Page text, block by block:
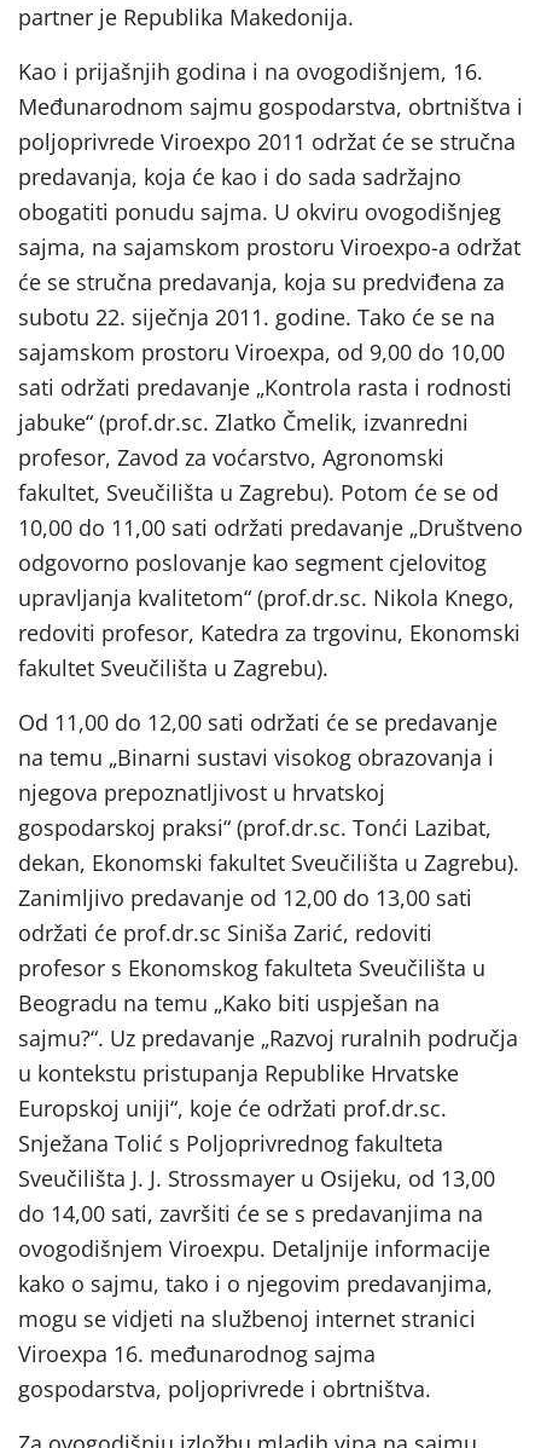
partner je Republika Makedonija.
Kao i prijašnjih godina i na ovogodišnjem, 16.
Međunarodnom sajmu gospodarstva, obrtništva i
poljoprivrede Viroexpo 2011 održat će se stručna
predavanja, koja će kao i do sada sadržajno
obogatiti ponudu sajma. U okviru ovogodišnjeg
sajma, na sajamskom prostoru Viroexpo-a održat
će se stručna predavanja, koja su predviđena za
subotu 22. siječnja 2011. godine. Tako će se na
sajamskom prostoru Viroexpa, od 9,00 do 10,00
sati održati predavanje „Kontrola rasta i rodnosti
jabuke“ (prof.dr.sc. Zlatko Čmelik, izvanredni
profesor, Zavod za voćarstvo, Agronomski
fakultet, Sveučilišta u Zagrebu). Potom će se od
10,00 do 11,00 sati održati predavanje „Društveno
odgovorno poslovanje kao segment cjelovitog
upravljanja kvalitetom“ (prof.dr.sc. Nikola Knego,
redoviti profesor, Katedra za trgovinu, Ekonomski
fakultet Sveučilišta u Zagrebu).
Od 11,00 do 12,00 sati održati će se predavanje
na temu „Binarni sustavi visokog obrazovanja i
njegova prepoznatljivost u hrvatskoj
gospodarskoj praksi“ (prof.dr.sc. Tonći Lazibat,
dekan, Ekonomski fakultet Sveučilišta u Zagrebu).
Zanimljivo predavanje od 12,00 do 13,00 sati
održati će prof.dr.sc Siniša Zarić, redoviti
profesor s Ekonomskog fakulteta Sveučilišta u
Beogradu na temu „Kako biti uspješan na
sajmu?“. Uz predavanje „Razvoj ruralnih područja
u kontekstu pristupanja Republike Hrvatske
Europskoj uniji“, koje će održati prof.dr.sc.
Snježana Tolić s Poljoprivrednog fakulteta
Sveučilišta J. J. Strossmayer u Osijeku, od 13,00
do 14,00 sati, završiti će se s predavanjima na
ovogodišnjem Viroexpu. Detaljnije informacije
kako o sajmu, tako i o njegovim predavanjima,
mogu se vidjeti na službenoj internet stranici
Viroexpa 16. međunarodnog sajma
gospodarstva, poljoprivrede i obrtništva.